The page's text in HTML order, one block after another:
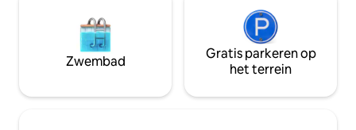
Zwembad
Gratis parkeren op
het terrein